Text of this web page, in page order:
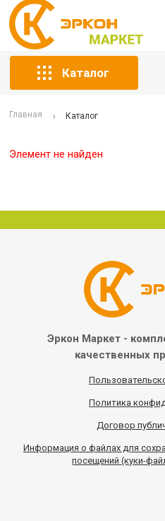
Каталог
Главная Каталог
Элемент не найден
Эркон Маркет -
качественных
Политика
Договор
Информация о файлах для
посещений (куки-